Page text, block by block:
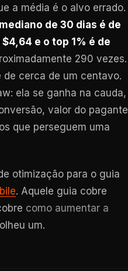
a média é o alvo errado.
mediano de 30 dias é de
e o top 1% é de
290 vezes.
de cerca de um centavo.
ela se ganha na cauda,
valor do pagante
que perseguem uma
otimização para o guia
. Aquele guia cobre
como aumentar a
um.